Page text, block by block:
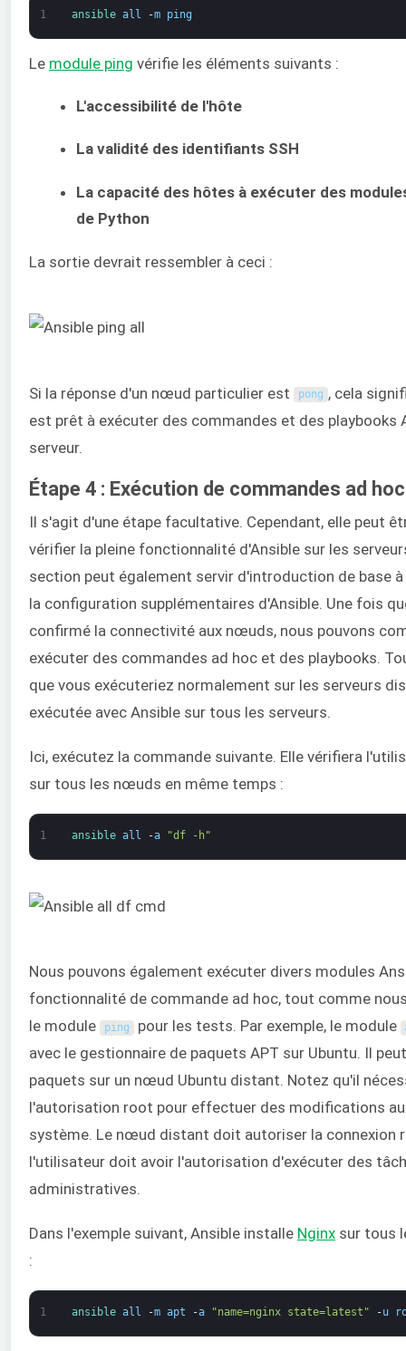
1 ansible all -m ping
Le module ping vérifie les éléments suivants :
L'accessibilité de l'hôte
La validité des identifiants SSH
La capacité des hôtes à exécuter des
de Python
La sortie devrait ressembler à ceci :
Si la réponse d'un nœud particulier est pong , cela
est prêt à exécuter des commandes et des playbooks
serveur.
Étape 4 : Exécution de commandes ad hoc
Il s'agit d'une étape facultative. Cependant, elle peut
vérifier la pleine fonctionnalité d'Ansible sur les
section peut également servir d'introduction de base
la configuration supplémentaires d'Ansible. Une fois
confirmé la connectivité aux nœuds, nous pouvons
exécuter des commandes ad hoc et des playbooks.
que vous exécuteriez normalement sur les serveurs
exécutée avec Ansible sur tous les serveurs.
Ici, exécutez la commande suivante. Elle vérifiera
sur tous les nœuds en même temps :
1 ansible all -a "df -h"
Nous pouvons également exécuter divers modules
fonctionnalité de commande ad hoc, tout comme
le module
ping pour les tests. Par exemple, le module
avec le gestionnaire de paquets APT sur Ubuntu. Il
paquets sur un nœud Ubuntu distant. Notez qu'il
l'autorisation root pour effectuer des modifications au
système. Le nœud distant doit autoriser la connexion
l'utilisateur doit avoir l'autorisation d'exécuter des
administratives.
Dans l'exemple suivant, Ansible installe Nginx sur tous
:
1 ansible all -m apt -a "name=nginx state=latest" -u